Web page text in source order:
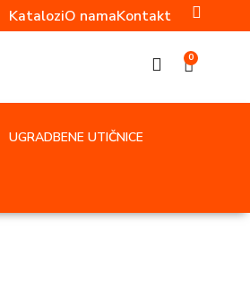
KataloziO namaKontakt
0
UGRADBENE UTIČNICE